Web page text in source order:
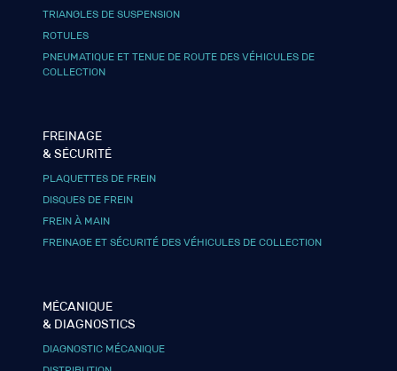
TRIANGLES DE SUSPENSION
ROTULES
PNEUMATIQUE ET TENUE DE ROUTE DES VÉHICULES DE
COLLECTION
FREINAGE
& SÉCURITÉ
PLAQUETTES DE FREIN
DISQUES DE FREIN
FREIN À MAIN
FREINAGE ET SÉCURITÉ DES VÉHICULES DE COLLECTION
MÉCANIQUE
& DIAGNOSTICS
DIAGNOSTIC MÉCANIQUE